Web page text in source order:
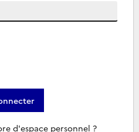
d'espace personnel ?